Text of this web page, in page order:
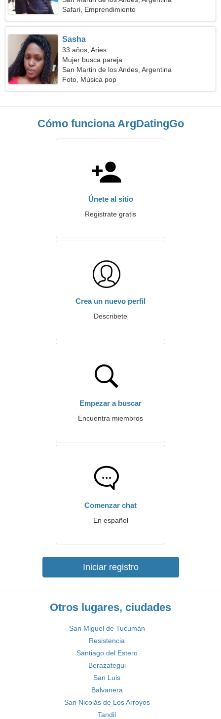
Safari, Emprendimiento
Sasha
33 años, Aries
Mujer busca pareja
San Martin de los Andes, Argentina
Foto, Música pop
Cómo funciona ArgDatingGo
Únete al sitio
Registrate gratis
Crea un nuevo perfil
Describete
Empezar a buscar
Encuentra miembros
Comenzar chat
En español
Iniciar registro
Otros lugares, ciudades
San Miguel de Tucumán
Resistencia
Santiago del Estero
Berazategui
San Luis
Balvanera
San Nicolás de Los Arroyos
Tandil